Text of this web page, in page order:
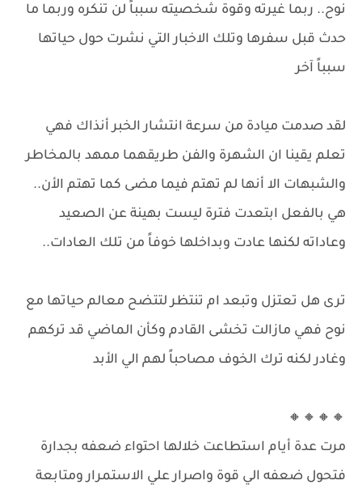
نوح.. ربما غيرته وقوة شخصيته سبباً لن تنكره وربما ما
حدث قبل سفرها وتلك الاخبار التي نشرت حول حياتها
سبباً آخر
لقد صدمت ميادة من سرعة انتشار الخبر أنذاك فهي
تعلم يقينا ان الشهرة والفن طريقهما ممهد بالمخاطر
والشبهات الا أنها لم تهتم فيما مضى كما تهتم الأن..
هي بالفعل ابتعدت فترة ليست بهينة عن الصعيد
وعاداته لكنها عادت وبداخلها خوفاً من تلك العادات..
ترى هل تعتزل وتبعد ام تنتظر لتتضح معالم حياتها مع
نوح فهي مازالت تخشى القادم وكأن الماضي قد تركهم
وغادر لكنه ترك الخوف مصاحباً لهم الي الأبد
🔸🔸🔸🔸
مرت عدة أيام استطاعت خلالها احتواء ضعفه بجدارة
فتحول ضعفه الي قوة واصرار علي الاستمرار ومتابعة